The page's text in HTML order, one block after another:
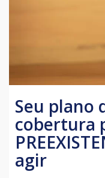
Seu plano
cobertura
agir